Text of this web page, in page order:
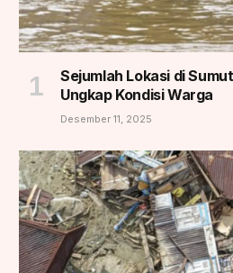
Sejumlah Lokasi di
Ungkap Kondisi Warga
Desember 11, 2025